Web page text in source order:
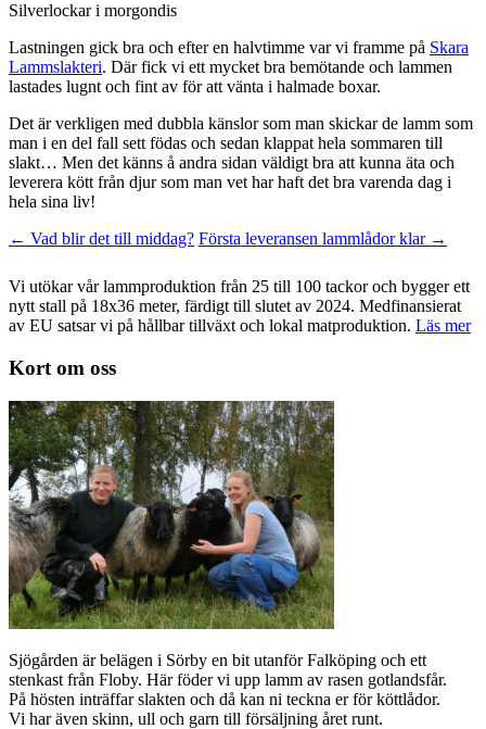
Silverlockar i morgondis
Lastningen gick bra och efter en halvtimme var vi framme på Skara
Lammslakteri. Där fick vi ett mycket bra bemötande och lammen
lastades lugnt och fint av för att vänta i halmade boxar.
Det är verkligen med dubbla känslor som man skickar de lamm som
man i en del fall sett födas och sedan klappat hela sommaren till
slakt… Men det känns å andra sidan väldigt bra att kunna äta och
leverera kött från djur som man vet har haft det bra varenda dag i
hela sina liv!
Inläggsnavigering
← Vad blir det till middag? Första leveransen lammlådor klar →
Vi utökar vår lammproduktion från 25 till 100 tackor och bygger ett
nytt stall på 18x36 meter, färdigt till slutet av 2024. Medfinansierat
av EU satsar vi på hållbar tillväxt och lokal matproduktion. Läs mer
Kort om oss
Sjögården är belägen i Sörby en bit utanför Falköping och ett
stenkast från Floby. Här föder vi upp lamm av rasen gotlandsfår.
På hösten inträffar slakten och då kan ni teckna er för köttlådor.
Vi har även skinn, ull och garn till försäljning året runt.